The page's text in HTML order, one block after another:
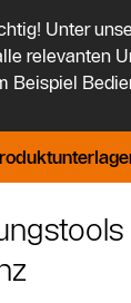
Unter
relevanten
Beispiel